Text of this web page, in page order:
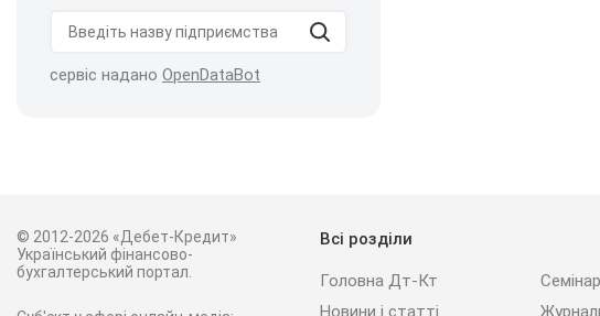
сервіс надано OpenDataBot
© 2012-2026 «Дебет-Кредит»
Український фінансово-
бухгалтерський портал.
Всі розділи
Головна Дт-Кт
Новини і статті